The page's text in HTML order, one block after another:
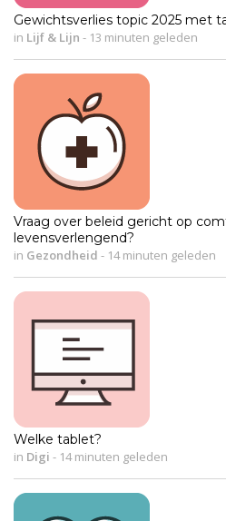
Gewichtsverlies topic 2025 met
in Lijf & Lijn - 13 minuten geleden
Vraag over beleid gericht op
levensverlengend?
in Gezondheid - 14 minuten geleden
Welke tablet?
in Digi - 14 minuten geleden